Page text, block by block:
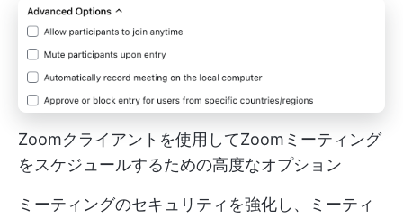
Zoomクライアントを使用してZoomミーティング
をスケジュールするための高度なオプション
ミーティングのセキュリティを強化し、ミーティ